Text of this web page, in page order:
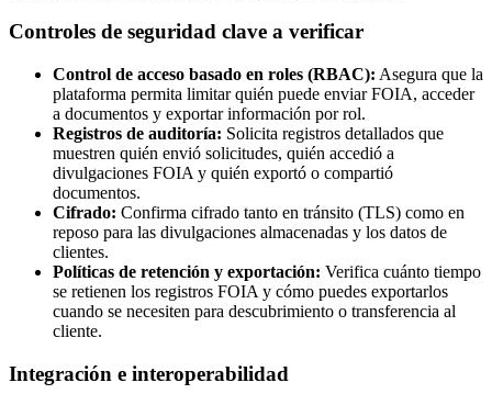
Controles de seguridad clave a verificar
Control de acceso basado en roles (RBAC): Asegura que la
plataforma permita limitar quién puede enviar FOIA, acceder
a documentos y exportar información por rol.
Registros de auditoría: Solicita registros detallados que
muestren quién envió solicitudes, quién accedió a
divulgaciones FOIA y quién exportó o compartió
documentos.
Cifrado: Confirma cifrado tanto en tránsito (TLS) como en
reposo para las divulgaciones almacenadas y los datos de
clientes.
Políticas de retención y exportación: Verifica cuánto tiempo
se retienen los registros FOIA y cómo puedes exportarlos
cuando se necesiten para descubrimiento o transferencia al
cliente.
Integración e interoperabilidad